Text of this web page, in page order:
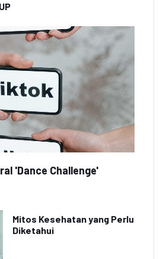
'Dance Challenge'
Mitos Kesehatan yang Perlu
Diketahui